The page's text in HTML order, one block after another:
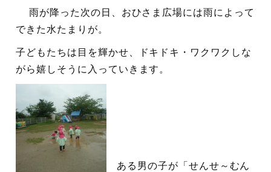
雨が降った次の日、おひさま広場には雨によって
できた水たまりが。
子どもたちは目を輝かせ、ドキドキ・ワクワクしな
がら嬉しそうに入っていきます。
ある男の子が「せんせ～むん